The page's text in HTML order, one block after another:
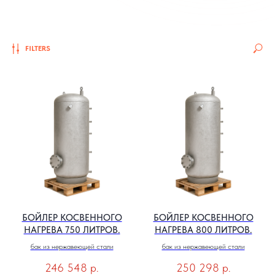
FILTERS
БОЙЛЕР КОСВЕННОГО
НАГРЕВА 750 ЛИТРОВ.
бак из нержавеющей стали
246 548 р.
БОЙЛЕР КОСВЕННОГО
НАГРЕВА 800 ЛИТРОВ.
бак из нержавеющей стали
250 298 р.